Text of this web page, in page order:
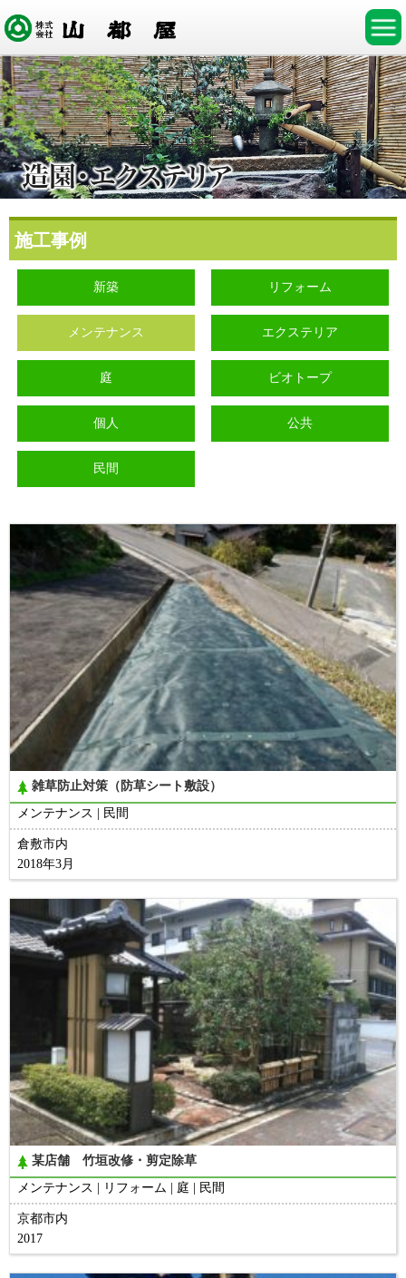
施工事例
新築 リフォーム
メンテナンス エクステリア
庭 ビオトープ
個人 公共
民間
雑草防止対策（防草シート敷設）
メンテナンス
民間
倉敷市内
2018年3月
某店舗 竹垣改修・剪定除草
メンテナンス
リフォーム 庭 民間
京都市内
2017